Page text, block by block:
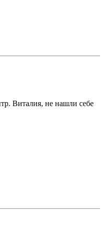
Виталия, не нашли себе